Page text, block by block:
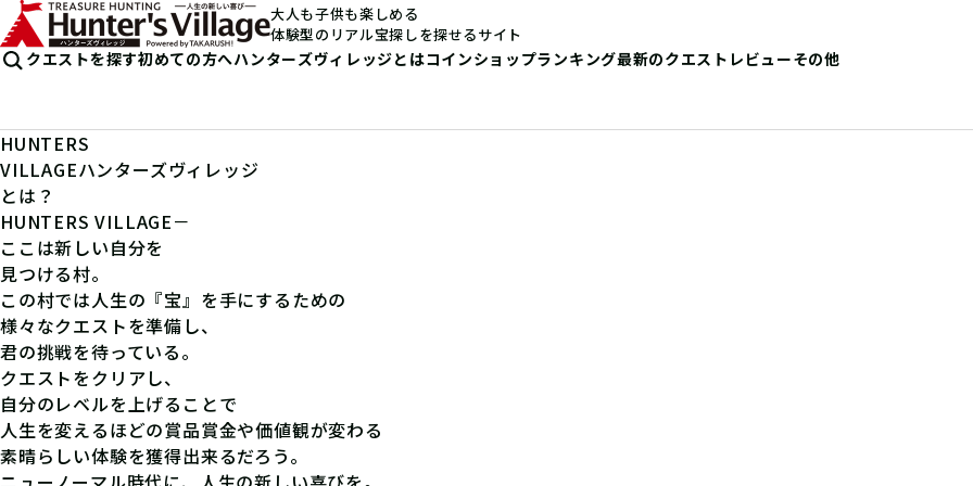
大人も子供も楽しめる
体験型のリアル宝探しを探せるサイト
クエストを探す初めての方へハンターズヴィレッジとはコインショップランキング最新のクエストレビューその他
HUNTERS
VILLAGEハンターズヴィレッジ
とは？
HUNTERS VILLAGE－
ここは新しい自分を
見つける村。
この村では人生の『宝』を手にするための
様々なクエストを準備し、
君の挑戦を待っている。
クエストをクリアし、
自分のレベルを上げることで
人生を変えるほどの賞品賞金や価値観が変わる
素晴らしい体験を獲得出来るだろう。